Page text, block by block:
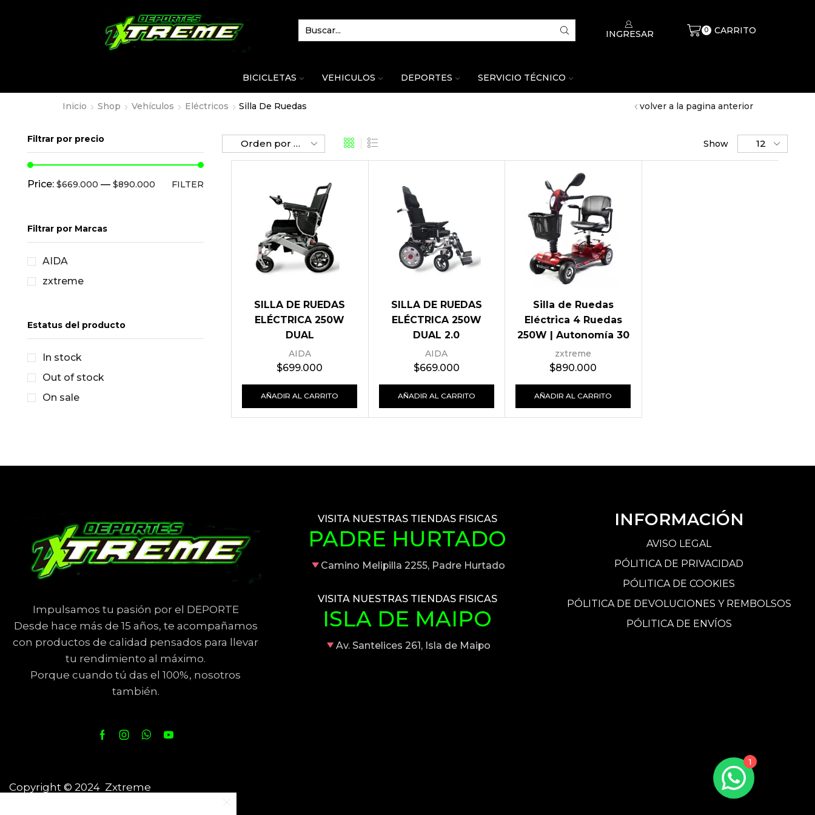
INGRESAR 0 CARRITO
BICICLETAS VEHICULOS DEPORTES SERVICIO TÉCNICO
Inicio Shop Vehículos Eléctricos Silla De Ruedas volver a la pagina anterior
Show
SILLA DE RUEDAS
ELÉCTRICA 250W
DUAL
AIDA
$699.000
AÑADIR AL CARRITO
SILLA DE RUEDAS
ELÉCTRICA 250W
DUAL 2.0
AIDA
$669.000
AÑADIR AL CARRITO
Silla de Ruedas
Eléctrica 4 Ruedas
250W | Autonomía 30
km, Antivuelco y
Certificaciones CE
zxtreme
$890.000
AÑADIR AL CARRITO
Filtrar por precio
FILTER
Price: $669.000 — $890.000
Filtrar por Marcas
AIDA
zxtreme
Estatus del producto
In stock
Out of stock
On sale
Impulsamos tu pasión por el DEPORTE
Desde hace más de 15 años, te acompañamos
con productos de calidad pensados para llevar
tu rendimiento al máximo.
Porque cuando tú das el 100%, nosotros
también.
VISITA NUESTRAS TIENDAS FISICAS
PADRE HURTADO
Camino Melipilla 2255, Padre Hurtado
VISITA NUESTRAS TIENDAS FISICAS
ISLA DE MAIPO
Av. Santelices 261, Isla de Maipo
INFORMACIÓN
AVISO LEGAL
PÓLITICA DE PRIVACIDAD
PÓLITICA DE COOKIES
PÓLITICA DE DEVOLUCIONES Y REMBOLSOS
PÓLITICA DE ENVÍOS
Copyright © 2024 Zxtreme
1